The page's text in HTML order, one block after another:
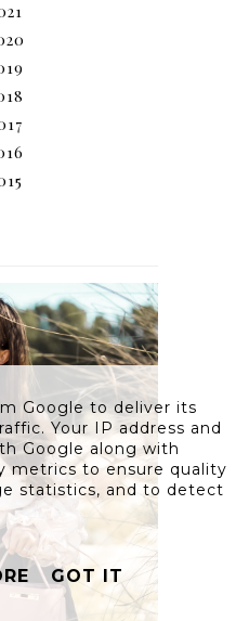
RUFFLE
HEART
Google to deliver its
Your IP address and
Google along with
metrics to ensure quality
statistics, and to detect
GOT IT